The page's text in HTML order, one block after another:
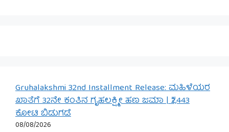
Gruhalakshmi 32nd Installment Release: ಮಹಿಳೆಯರ
ಖಾತೆಗೆ 32ನೇ ಕಂತಿನ ಗೃಹಲಕ್ಷ್ಮೀ ಹಣ ಜಮಾ | ₹2,443
ಕೋಟಿ ಬಿಡುಗಡೆ
08/08/2026